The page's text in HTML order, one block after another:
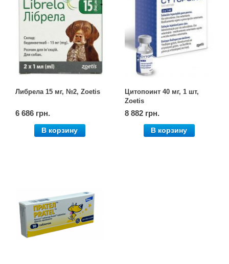
Либрела 15 мг, №2, Zoetis
6 686 грн.
В корзину
Цитопоинт 40 мг, 1 шт,
Zoetis
8 882 грн.
В корзину